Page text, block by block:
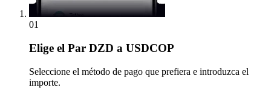
01
Elige el Par DZD a USDCOP
Seleccione el método de pago que prefiera e introduzca el
importe.